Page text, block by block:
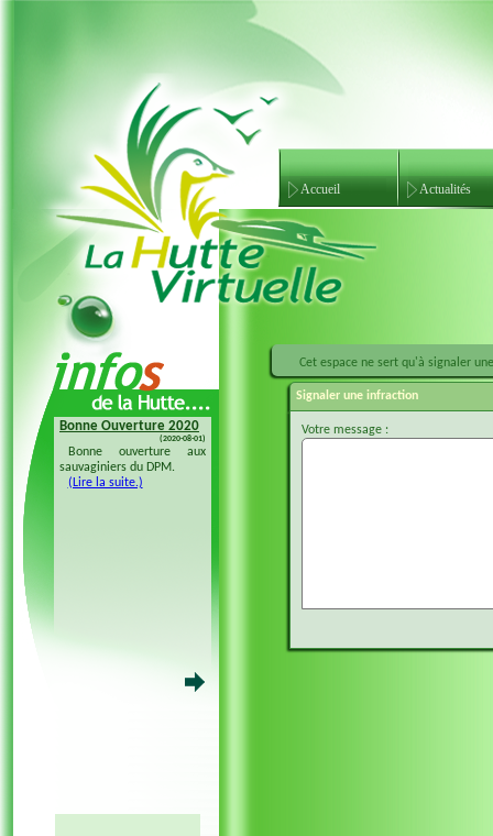
Accueil Actualités
Bonne Ouverture 2020
(2020-08-01)
Bonne ouverture aux
sauvaginiers du DPM.
(Lire la suite.)
Bonne Ouverture 2018
(2018-08-04)
Cet espace ne sert qu'à signaler
Signaler une infraction
Votre message :